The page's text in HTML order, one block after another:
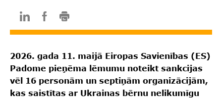
2026. gada 11. maijā Eiropas Savienības (ES)
Padome pieņēma lēmumu noteikt sankcijas
vēl 16 personām un septiņām organizācijām,
kas saistītas ar Ukrainas bērnu nelikumīgu